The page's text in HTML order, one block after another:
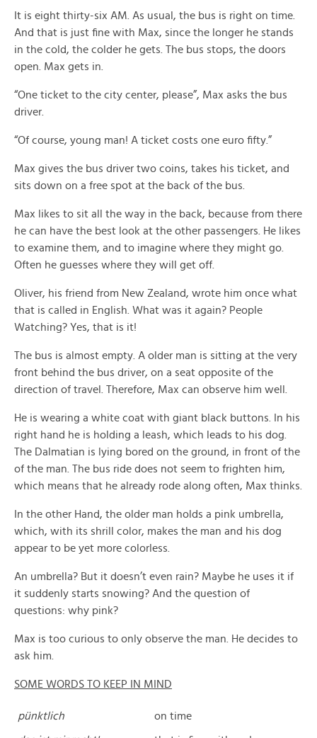
It is eight thirty-six AM. As usual, the bus is right on time.
And that is just fine with Max, since the longer he stands
in the cold, the colder he gets. The bus stops, the doors
open. Max gets in.
“One ticket to the city center, please”, Max asks the bus
driver.
“Of course, young man! A ticket costs one euro fifty.”
Max gives the bus driver two coins, takes his ticket, and
sits down on a free spot at the back of the bus.
Max likes to sit all the way in the back, because from there
he can have the best look at the other passengers. He likes
to examine them, and to imagine where they might go.
Often he guesses where they will get off.
Oliver, his friend from New Zealand, wrote him once what
that is called in English. What was it again? People
Watching? Yes, that is it!
The bus is almost empty. A older man is sitting at the very
front behind the bus driver, on a seat opposite of the
direction of travel. Therefore, Max can observe him well.
He is wearing a white coat with giant black buttons. In his
right hand he is holding a leash, which leads to his dog.
The Dalmatian is lying bored on the ground, in front of the
of the man. The bus ride does not seem to frighten him,
which means that he already rode along often, Max thinks.
In the other Hand, the older man holds a pink umbrella,
which, with its shrill color, makes the man and his dog
appear to be yet more colorless.
An umbrella? But it doesn’t even rain? Maybe he uses it if
it suddenly starts snowing? And the question of
questions: why pink?
Max is too curious to only observe the man. He decides to
ask him.
SOME WORDS TO KEEP IN MIND
pünktlich on time